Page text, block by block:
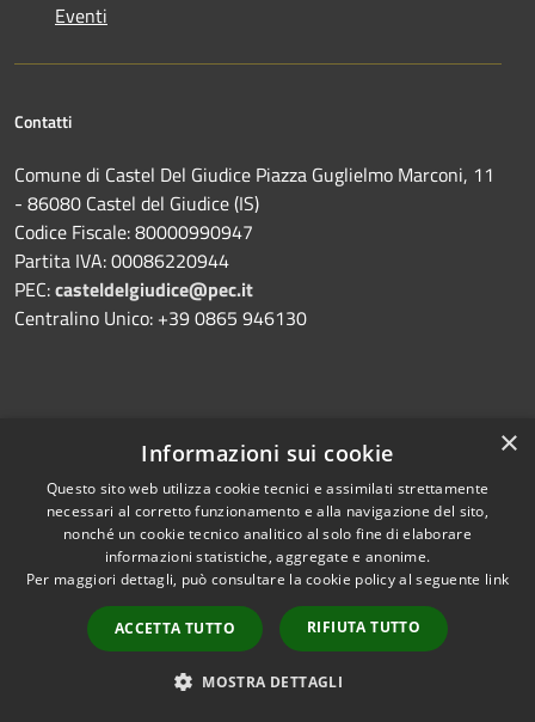
Eventi
Contatti
Comune di Castel Del Giudice Piazza Guglielmo Marconi, 11
- 86080 Castel del Giudice (IS)
Codice Fiscale: 80000990947
Partita IVA: 00086220944
PEC:casteldelgiudice@pec.it
Centralino Unico: +39 0865 946130
Prenotazione appuntamento
Segnalazione disservizio
Leggi le FAQ
Richiesta assistenza
×
Informazioni sui cookie
Questo sito web utilizza cookie tecnici e assimilati strettamente
necessari al corretto funzionamento e alla navigazione del sito,
nonché un cookie tecnico analitico al solo fine di elaborare
informazioni statistiche, aggregate e anonime.
Per maggiori dettagli, può consultare la cookie policy al seguente link
ACCETTA TUTTO RIFIUTA TUTTO
MOSTRA DETTAGLI